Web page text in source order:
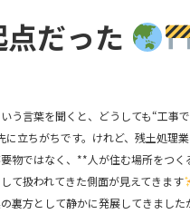
だった
いう言葉を聞くと、どうしても“工事
に立ちがちです。けれど、残土処理
物ではなく、**人が住む場所をつく
て扱われてきた側面が見えてきます
裏方として静かに発展してきました